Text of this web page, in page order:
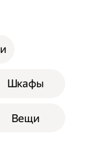
Шкафы
Вещи